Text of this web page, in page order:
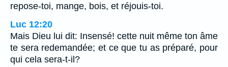
repose-toi, mange, bois, et réjouis-toi.
Luc 12:20
Mais Dieu lui dit: Insensé! cette nuit même ton âme
te sera redemandée; et ce que tu as préparé, pour
qui cela sera-t-il?